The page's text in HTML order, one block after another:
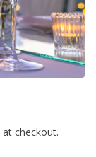
at checkout.